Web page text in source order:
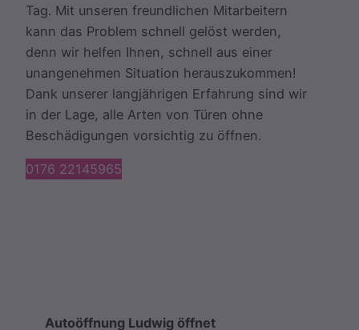
Tag. Mit unseren freundlichen Mitarbeitern
kann das Problem schnell gelöst werden,
denn wir helfen Ihnen, schnell aus einer
unangenehmen Situation herauszukommen!
Dank unserer langjährigen Erfahrung sind wir
in der Lage, alle Arten von Türen ohne
Beschädigungen vorsichtig zu öffnen.
0176 22145965
Autoöffnung Ludwig öffnet